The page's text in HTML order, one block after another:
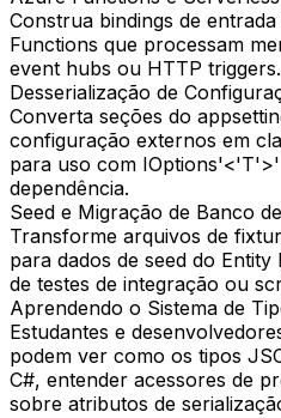
Construa bindings de
Functions que processam
event hubs ou HTTP triggers.
Desserialização de
Converta seções do
configuração externos em
para uso com
dependência.
Seed e Migração de Banco
Transforme arquivos de
para dados de seed do
de testes de integração ou
Aprendendo o Sistema de
Estudantes e
podem ver como os tipos
C#, entender acessores de
sobre atributos de